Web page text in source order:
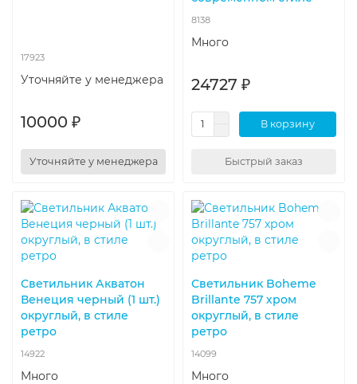
17923
Уточняйте у менеджера
10000 ₽
Уточняйте у менеджера
8138
Много
24727 ₽
В корзину
Быстрый заказ
Светильник Акватон
Венеция черный (1 шт.)
округлый, в стиле
ретро
14922
Много
Светильник Boheme
Brillante 757 хром
округлый, в стиле
ретро
14099
Много